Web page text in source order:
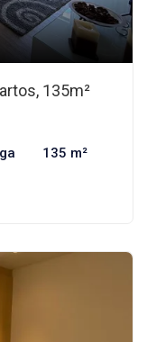
135m²
135 m²